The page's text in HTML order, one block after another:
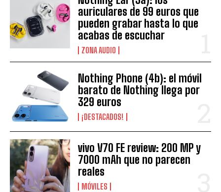
auriculares de 99 euros que
pueden grabar hasta lo que
acabas de escuchar
ZONA AUDIO
Nothing Phone (4b): el móvil
barato de Nothing llega por
329 euros
¡DESTACADOS!
vivo V70 FE review: 200 MP y
7000 mAh que no parecen
reales
MÓVILES